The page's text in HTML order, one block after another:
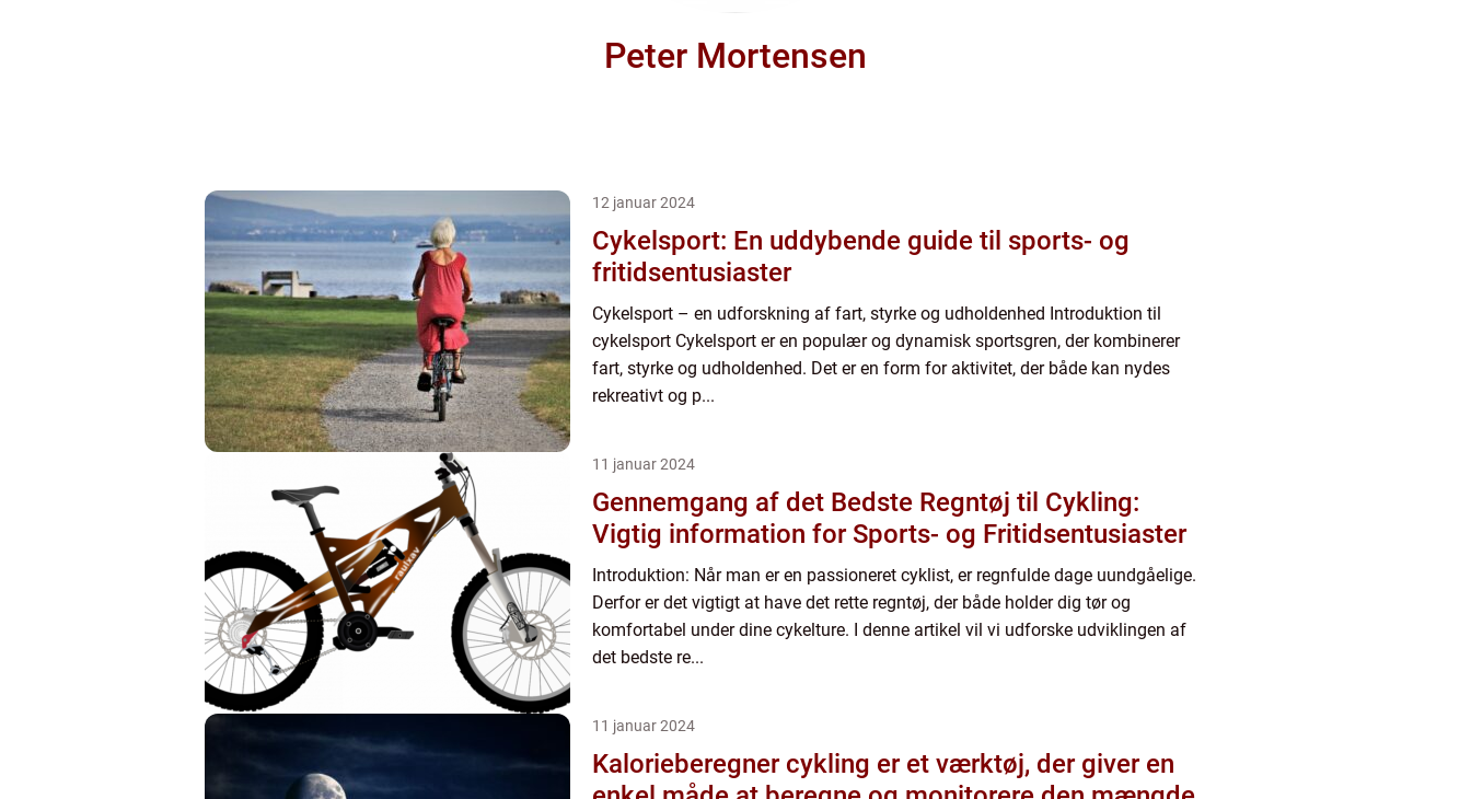
Peter Mortensen
12 januar 2024
Cykelsport: En uddybende guide til sports- og
fritidsentusiaster
Cykelsport – en udforskning af fart, styrke og udholdenhed Introduktion til
cykelsport Cykelsport er en populær og dynamisk sportsgren, der kombinerer
fart, styrke og udholdenhed. Det er en form for aktivitet, der både kan nydes
rekreativt og p...
11 januar 2024
Gennemgang af det Bedste Regntøj til Cykling:
Vigtig information for Sports- og Fritidsentusiaster
Introduktion: Når man er en passioneret cyklist, er regnfulde dage uundgåelige.
Derfor er det vigtigt at have det rette regntøj, der både holder dig tør og
komfortabel under dine cykelture. I denne artikel vil vi udforske udviklingen af
det bedste re...
11 januar 2024
Kalorieberegner cykling er et værktøj, der giver en